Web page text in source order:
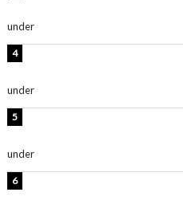
under
under
under